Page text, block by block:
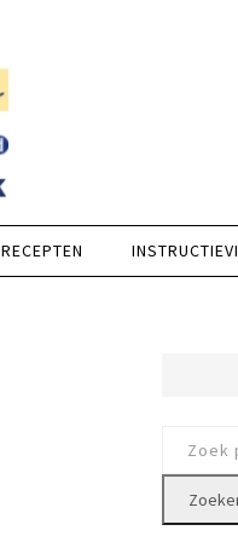
RECEPTEN
naar: